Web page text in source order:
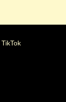
TikTok